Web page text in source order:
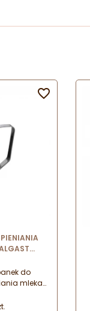
do
mleka
się do
